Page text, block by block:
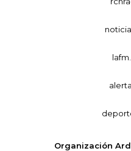
Organización